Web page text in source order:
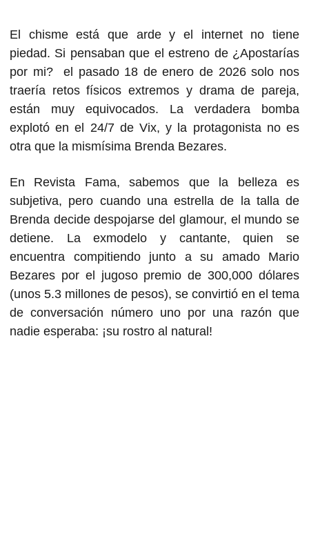
El chisme está que arde y el internet no tiene
piedad. Si pensaban que el estreno de ¿Apostarías
por mi? el pasado 18 de enero de 2026 solo nos
traería retos físicos extremos y drama de pareja,
están muy equivocados. La verdadera bomba
explotó en el 24/7 de Vix, y la protagonista no es
otra que la mismísima Brenda Bezares.
En Revista Fama, sabemos que la belleza es
subjetiva, pero cuando una estrella de la talla de
Brenda decide despojarse del glamour, el mundo se
detiene. La exmodelo y cantante, quien se
encuentra compitiendo junto a su amado Mario
Bezares por el jugoso premio de 300,000 dólares
(unos 5.3 millones de pesos), se convirtió en el tema
de conversación número uno por una razón que
nadie esperaba: ¡su rostro al natural!